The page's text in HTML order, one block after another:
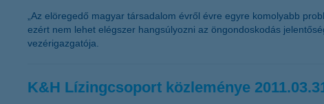
„Az elöregedő magyar társadalom évről évre egyre komolyabb
ezért nem lehet elégszer hangsúlyozni az öngondoskodás
vezérigazgatója.
K&H Lízingcsoport közleménye